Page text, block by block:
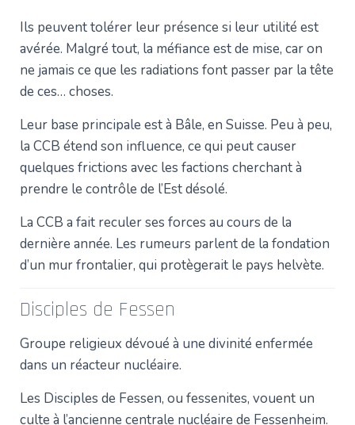
Ils peuvent tolérer leur présence si leur utilité est
avérée. Malgré tout, la méfiance est de mise, car on
ne jamais ce que les radiations font passer par la tête
de ces… choses.
Leur base principale est à Bâle, en Suisse. Peu à peu,
la CCB étend son influence, ce qui peut causer
quelques frictions avec les factions cherchant à
prendre le contrôle de l’Est désolé.
La CCB a fait reculer ses forces au cours de la
dernière année. Les rumeurs parlent de la fondation
d’un mur frontalier, qui protègerait le pays helvète.
Disciples de Fessen
Groupe religieux dévoué à une divinité enfermée
dans un réacteur nucléaire.
Les Disciples de Fessen, ou fessenites, vouent un
culte à l’ancienne centrale nucléaire de Fessenheim.